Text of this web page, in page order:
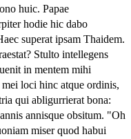
huic. Papae
hodie hic dabo
superat ipsam Thaidem.
Stulto intellegens
in mentem mihi
loci hinc atque ordinis,
qui abligurrierat bona:
annisque obsitum. "Oh
miser quod habui